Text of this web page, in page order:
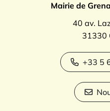
Mairie de
40 av.
31330
+33 5